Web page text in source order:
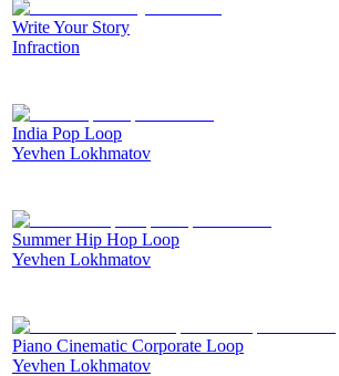
Write Your Story
Infraction
India Pop Loop
Yevhen Lokhmatov
Summer Hip Hop Loop
Yevhen Lokhmatov
Piano Cinematic Corporate Loop
Yevhen Lokhmatov